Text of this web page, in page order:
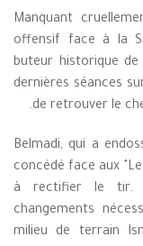
Manquant
offensif face à la
buteur historique
dernières séances
de retrouver le
Belmadi, qui a
concédé face aux
à rectifier le tir.
changements
milieu de terrain